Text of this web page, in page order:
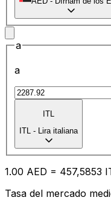
a
a
ITL
ITL - Lira italiana
1.00 AED = 457,5853
Tasa del mercado